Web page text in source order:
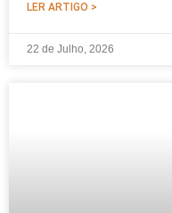
LER ARTIGO >
22 de Julho, 2026